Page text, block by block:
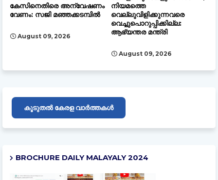
കേസിനെതിരെ അന്വേഷണം
വേണം: സജി മഞ്ഞക്കടമ്പിൽ
August 09, 2026
നിയമത്തെ
വെല്ലുവിളിക്കുന്നവരെ
വെച്ചുപൊറുപ്പിക്കില്ല:
ആഭ്യന്തര മന്ത്രി
August 09, 2026
കൂടുതൽ കേരള വാർത്തകൾ
BROCHURE DAILY MALAYALY 2024